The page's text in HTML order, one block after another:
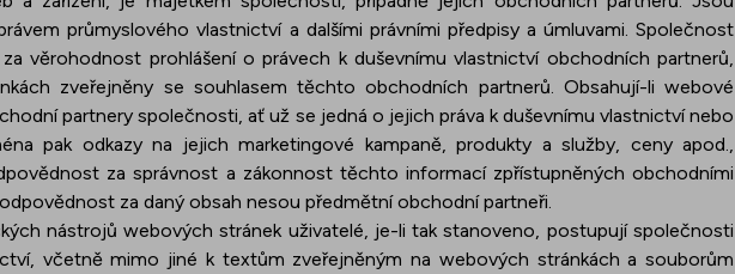
průmyslového vlastnictví a dalšími právními předpisy a úmluvami. Společnost
věrohodnost prohlášení o právech k duševnímu vlastnictví obchodních partnerů,
zveřejněny se souhlasem těchto obchodních partnerů. Obsahují-li webové
partnery společnosti, ať už se jedná o jejich práva k duševnímu vlastnictví nebo
pak odkazy na jejich marketingové kampaně, produkty a služby, ceny apod.,
za správnost a zákonnost těchto informací zpřístupněných obchodními
za daný obsah nesou předmětní obchodní partneři.
nástrojů webových stránek uživatelé, je-li tak stanoveno, postupují společnosti
včetně mimo jiné k textům zveřejněným na webových stránkách a souborům